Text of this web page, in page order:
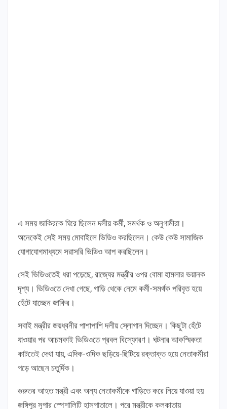
এ সময় জাকিরকে ঘিরে ছিলেন দলীয় কর্মী, সমর্থক ও অনুগামীরা।
অনেকেই সেই সময় মোবাইলে ভিডিও করছিলেন। কেউ কেউ সামাজিক
যোগাযোগমাধ্যমে সরাসরি ভিডিও আপ করছিলেন।
সেই ভিডিওতেই ধরা পড়েছে, রাজ্যের মন্ত্রীর ওপর বোমা হামলার ভয়ানক
দৃশ্য। ভিডিওতে দেখা গেছে, গাড়ি থেকে নেমে কর্মী-সমর্থক পরিবৃত হয়ে
হেঁটে যাচ্ছেন জাকির।
সবাই মন্ত্রীর জয়ধ্বনীর পাশাপাশি দলীয় স্লোগান দিচ্ছেন। কিছুটা হেঁটে
যাওয়ার পর আচমকাই ভিডিওতে প্রবল বিস্ফোরণ। ঘটনার আকস্মিকতা
কাটতেই দেখা যায়, এদিক-ওদিক ছড়িয়ে-ছিটিয়ে রক্তাক্ত হয়ে নেতাকর্মীরা
পড়ে আছেন চতুর্দিক।
গুরুতর আহত মন্ত্রী এবং অন্য নেতাকর্মীকে গাড়িতে করে নিয়ে যাওয়া হয়
জঙ্গিপুর সুপার স্পেশালিটি হাসপাতালে। পরে মন্ত্রীকে কলকাতায়